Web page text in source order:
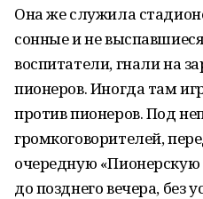
Она же служила
сонные и не
воспитатели, гнали на
пионеров. Иногда там
против пионеров. Под
громкоговорителей,
очередную «Пионерскую
до позднего вечера, без